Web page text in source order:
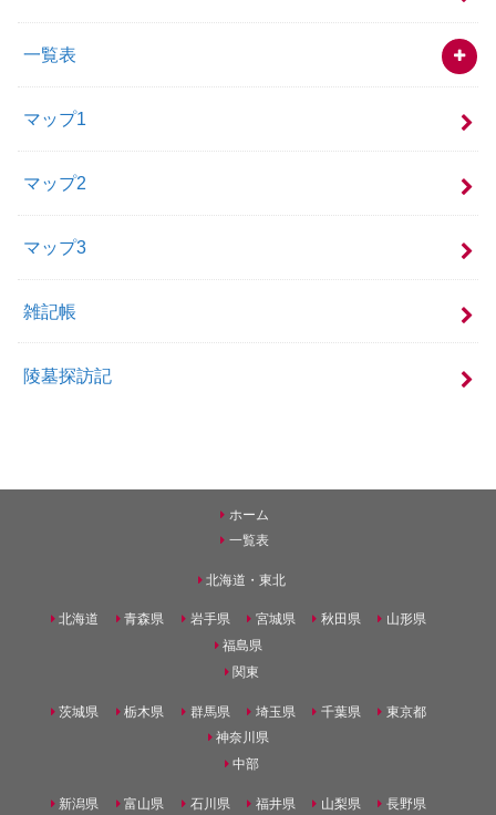
一覧表
マップ1
マップ2
マップ3
雑記帳
陵墓探訪記
ホーム
一覧表
北海道・東北
北海道 青森県 岩手県 宮城県 秋田県
山形県
福島県
関東
茨城県 栃木県 群馬県 埼玉県 千葉県
東京都
神奈川県
中部
新潟県 富山県 石川県 福井県 山梨県 長野県